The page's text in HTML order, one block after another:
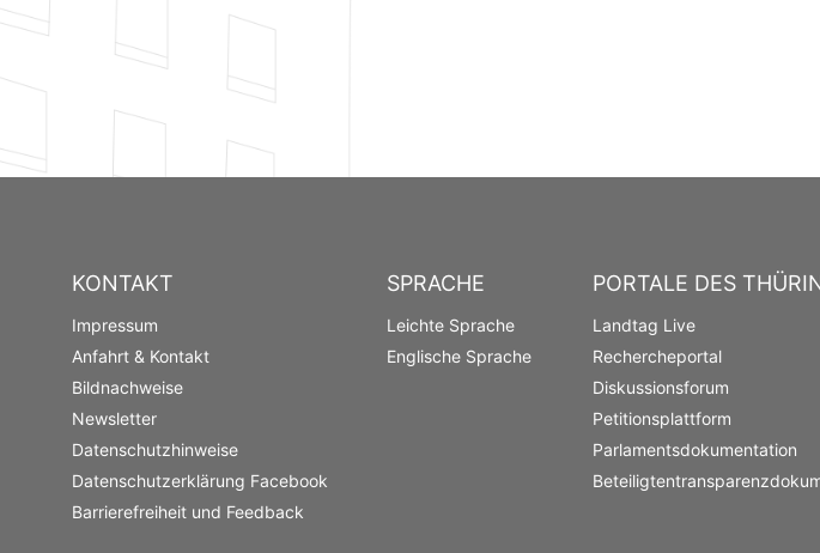
KONTAKT
Impressum
Anfahrt & Kontakt
Bildnachweise
Newsletter
Datenschutzhinweise
Datenschutzerklärung Facebook
Barrierefreiheit und Feedback
SPRACHE
Leichte Sprache
Englische Sprache
PORTALE DES
Landtag Live
Rechercheportal
Diskussionsforum
Petitionsplattform
Parlamentsdokumentation